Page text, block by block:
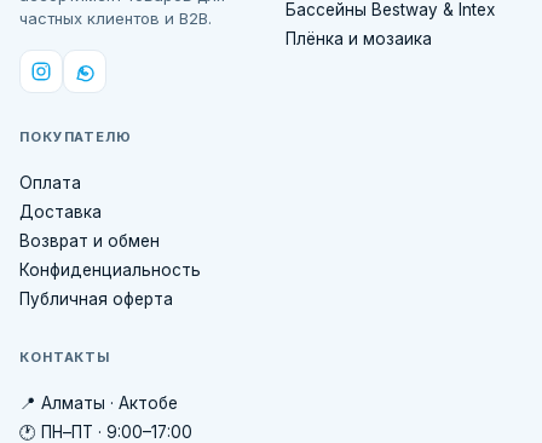
частных клиентов и B2B.
Бассейны Bestway & Intex
Плёнка и мозаика
ПОКУПАТЕЛЮ
Оплата
Доставка
Возврат и обмен
Конфиденциальность
Публичная оферта
КОНТАКТЫ
📍 Алматы · Актобе
🕐 ПН–ПТ · 9:00–17:00